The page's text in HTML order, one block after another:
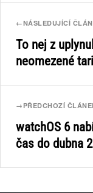
←NÁSLEDUJÍCÍ
To nej z
neomezené
→ PŘEDCHOZÍ
watchOS 6
čas do dubna